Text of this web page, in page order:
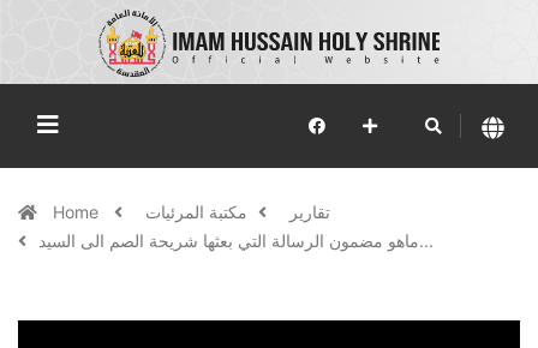
Home مكتبة المرئيات
تقارير
ماهو مضمون الرسالة التي بعثها شريحة الصم الى السيد...